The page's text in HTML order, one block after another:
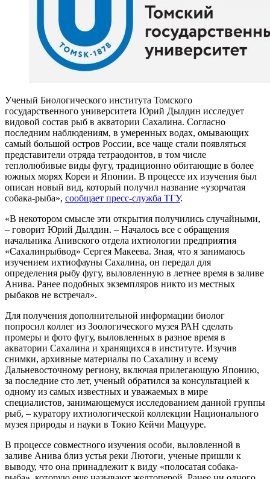
Ученый Биологического института Томского
государственного университета Юрий Дылдин исследует
видовой состав рыб в акватории Сахалина. Согласно
последним наблюдениям, в умеренных водах, омывающих
самый большой остров России, все чаще стали появляться
представители отряда тетраодонтов, в том числе
теплолюбивые виды фугу, традиционно обитающие в более
южных морях Кореи и Японии. В процессе их изучения был
описан новый вид, который получил название «узорчатая
собака-рыба», сообщает пресс-служба ТГУ.
«В некотором смысле эти открытия получились случайными,
– говорит Юрий Дылдин. – Началось все с обращения
начальника Анивского отдела ихтиологии предприятия
«Сахалинрыбвод» Сергея Макеева. Зная, что я занимаюсь
изучением ихтиофауны Сахалина, он передал для
определения рыбу фугу, выловленную в летнее время в заливе
Анива. Ранее подобных экземпляров никто из местных
рыбаков не встречал».
Для получения дополнительной информации биолог
попросил коллег из Зоологического музея РАН сделать
промеры и фото фугу, выловленных в разное время в
акватории Сахалина и хранящихся в институте. Изучив
снимки, архивные материалы по Сахалину и всему
Дальневосточному региону, включая прилегающую Японию,
за последние сто лет, ученый обратился за консультацией к
одному из самых известных и уважаемых в мире
специалистов, занимающемуся исследованием данной группы
рыб, – куратору ихтиологической коллекции Национального
музея природы и науки в Токио Кейчи Мацууре.
В процессе совместного изучения особи, выловленной в
заливе Анива близ устья реки Лютоги, ученые пришли к
выводу, что она принадлежит к виду «полосатая собака-